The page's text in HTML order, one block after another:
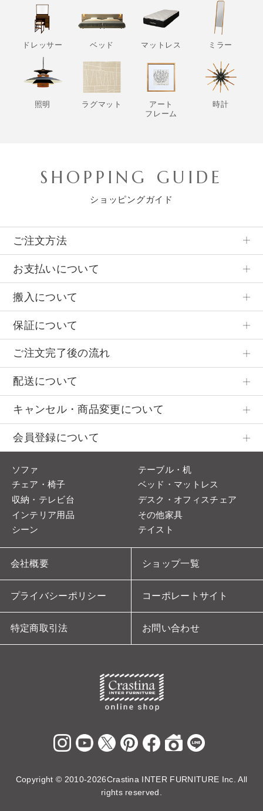
ドレッサー ベッド マットレス ミラー
照明 ラグマット
アート
フレーム
時計
SHOPPING GUIDE
ショッピングガイド
ご注文方法
お支払いについて
搬入について
保証について
ご注文完了後の流れ
配送について
キャンセル・商品変更について
会員登録について
会社概要 ショップ一覧
プライバシーポリシー コーポレートサイト
特定商取引法 お問い合わせ
ソファ
テーブル・机
チェア・椅子
ベッド・マットレス
収納・テレビ台
デスク・オフィスチェア
インテリア用品
その他家具
シーン
テイスト
Copyright © 2010-2026Crastina INTER FURNITURE Inc. All
rights reserved.